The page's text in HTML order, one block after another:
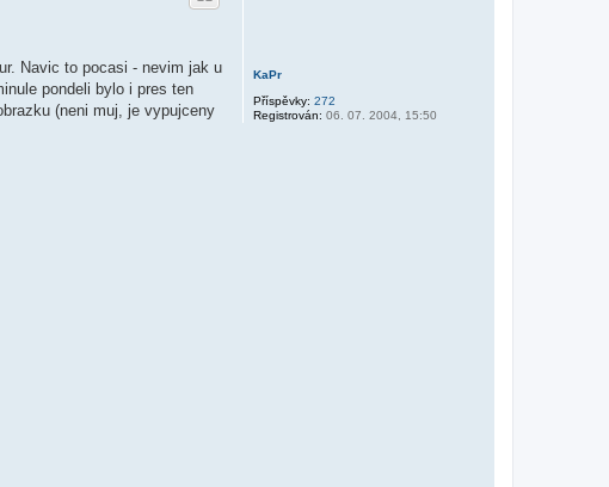
KaPr
Příspěvky: 272
Registrován: 06. 07. 2004, 15:50
Navic to pocasi - nevim jak u
pondeli bylo i pres ten
(neni muj, je vypujceny